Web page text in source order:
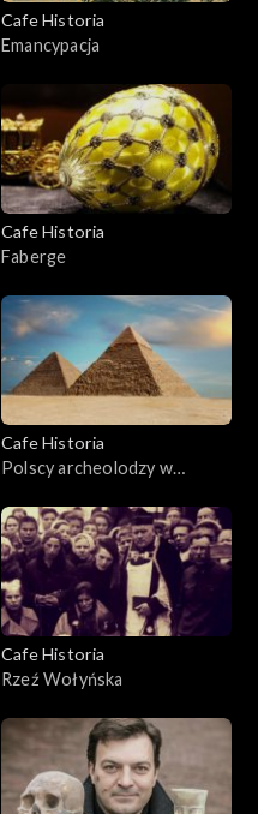
Cafe Historia
Emancypacja
Cafe Historia
Faberge
Cafe Historia
Polscy archeolodzy w
Cafe Historia
Rzeź Wołyńska